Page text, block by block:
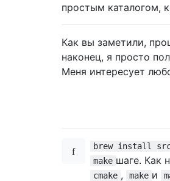
простым каталогом,
Как вы заметили,
наконец, я просто
Меня интересует
brew install
make шаге. Как
cmake , make и